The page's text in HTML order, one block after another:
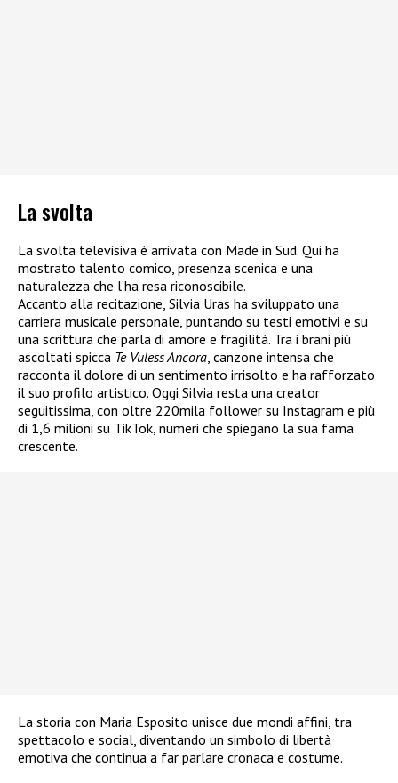
La svolta
La svolta televisiva è arrivata con Made in Sud. Qui ha
mostrato talento comico, presenza scenica e una
naturalezza che l’ha resa riconoscibile.
Accanto alla recitazione, Silvia Uras ha sviluppato una
carriera musicale personale, puntando su testi emotivi e su
una scrittura che parla di amore e fragilità. Tra i brani più
ascoltati spicca Te Vuless Ancora, canzone intensa che
racconta il dolore di un sentimento irrisolto e ha rafforzato
il suo profilo artistico. Oggi Silvia resta una creator
seguitissima, con oltre 220mila follower su Instagram e più
di 1,6 milioni su TikTok, numeri che spiegano la sua fama
crescente.
La storia con Maria Esposito unisce due mondi affini, tra
spettacolo e social, diventando un simbolo di libertà
emotiva che continua a far parlare cronaca e costume.